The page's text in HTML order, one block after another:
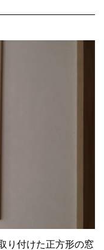
り付けた正方形の窓